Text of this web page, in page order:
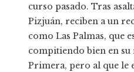
curso pasado. Tras
Pizjuán, reciben a un
como Las Palmas, que
compitiendo bien en su
Primera, pero al que le